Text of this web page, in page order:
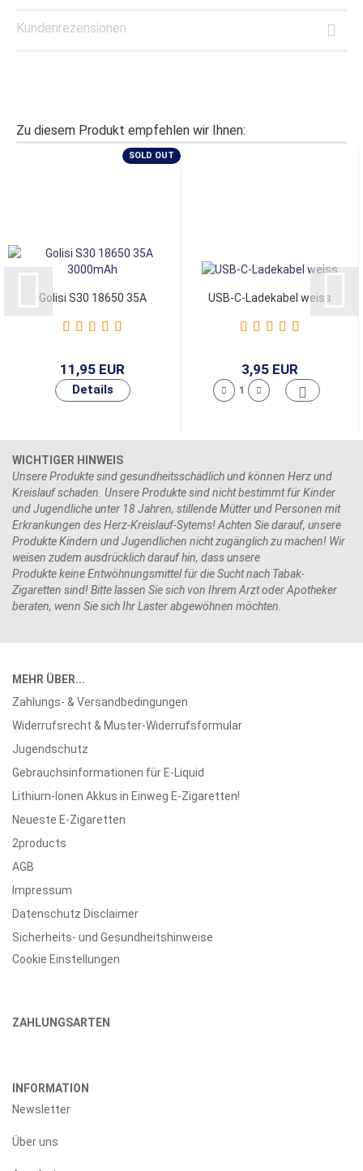
Kundenrezensionen
Zu diesem Produkt empfehlen wir Ihnen:
SOLD OUT
Golisi S30 18650 35A
11,95 EUR
USB-C-Ladekabel weiss
3,95 EUR
WICHTIGER HINWEIS
Unsere Produkte sind gesundheitsschädlich und können Herz und
Kreislauf schaden. Unsere Produkte sind nicht bestimmt für Kinder
und Jugendliche unter 18 Jahren, stillende Mütter und Personen mit
Erkrankungen des Herz-Kreislauf-Sytems! Achten Sie darauf, unsere
Produkte Kindern und Jugendlichen nicht zugänglich zu machen! Wir
weisen zudem ausdrücklich darauf hin, dass unsere
Produkte keine Entwöhnungsmittel für die Sucht nach Tabak-
Zigaretten sind! Bitte lassen Sie sich von Ihrem Arzt oder Apotheker
beraten, wenn Sie sich Ihr Laster abgewöhnen möchten.
MEHR ÜBER...
Zahlungs- & Versandbedingungen
Widerrufsrecht & Muster-Widerrufsformular
Jugendschutz
Gebrauchsinformationen für E-Liquid
Lithium-Ionen Akkus in Einweg E-Zigaretten!
Neueste E-Zigaretten
2products
AGB
Impressum
Datenschutz Disclaimer
Sicherheits- und Gesundheitshinweise
Cookie Einstellungen
ZAHLUNGSARTEN
INFORMATION
Newsletter
Über uns